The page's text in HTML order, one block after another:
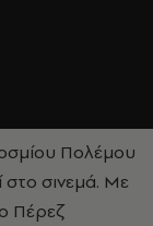
Πολέμου
στο σινεμά. Με
Πέρεζ